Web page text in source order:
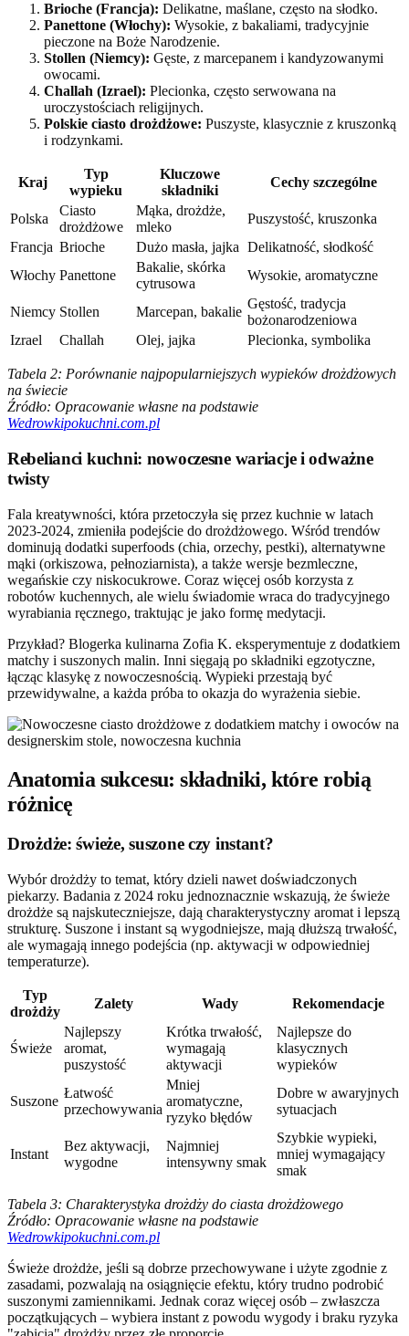
Brioche (Francja): Delikatne, maślane, często na słodko.
Panettone (Włochy): Wysokie, z bakaliami, tradycyjnie
pieczone na Boże Narodzenie.
Stollen (Niemcy): Gęste, z marcepanem i kandyzowanymi
owocami.
Challah (Izrael): Plecionka, często serwowana na
uroczystościach religijnych.
Polskie ciasto drożdżowe: Puszyste, klasycznie z kruszonką
i rodzynkami.
Kraj
Typ
wypieku
Kluczowe
składniki
Cechy szczególne
Polska
Ciasto
drożdżowe
Mąka, drożdże,
mleko
Puszystość, kruszonka
Francja Brioche Dużo masła, jajka Delikatność, słodkość
Włochy Panettone
Bakalie, skórka
cytrusowa
Wysokie, aromatyczne
Niemcy Stollen Marcepan, bakalie
Gęstość, tradycja
bożonarodzeniowa
Izrael
Challah Olej, jajka Plecionka, symbolika
Tabela 2: Porównanie najpopularniejszych wypieków drożdżowych
na świecie
Źródło: Opracowanie własne na podstawie
Wedrowkipokuchni.com.pl
Rebelianci kuchni: nowoczesne wariacje i odważne
twisty
Fala kreatywności, która przetoczyła się przez kuchnie w latach
2023-2024, zmieniła podejście do drożdżowego. Wśród trendów
dominują dodatki superfoods (chia, orzechy, pestki), alternatywne
mąki (orkiszowa, pełnoziarnista), a także wersje bezmleczne,
wegańskie czy niskocukrowe. Coraz więcej osób korzysta z
robotów kuchennych, ale wielu świadomie wraca do tradycyjnego
wyrabiania ręcznego, traktując je jako formę medytacji.
Przykład? Blogerka kulinarna Zofia K. eksperymentuje z dodatkiem
matchy i suszonych malin. Inni sięgają po składniki egzotyczne,
łącząc klasykę z nowoczesnością. Wypieki przestają być
przewidywalne, a każda próba to okazja do wyrażenia siebie.
Anatomia sukcesu: składniki, które robią
różnicę
Drożdże: świeże, suszone czy instant?
Wybór drożdży to temat, który dzieli nawet doświadczonych
piekarzy. Badania z 2024 roku jednoznacznie wskazują, że świeże
drożdże są najskuteczniejsze, dają charakterystyczny aromat i lepszą
strukturę. Suszone i instant są wygodniejsze, mają dłuższą trwałość,
ale wymagają innego podejścia (np. aktywacji w odpowiedniej
temperaturze).
Typ
drożdży
Zalety Wady Rekomendacje
Świeże
Najlepszy
aromat,
puszystość
Krótka trwałość,
wymagają
aktywacji
Najlepsze do
klasycznych
wypieków
Suszone
Łatwość
przechowywania
Mniej
aromatyczne,
ryzyko błędów
Dobre w awaryjnych
sytuacjach
Instant
Bez aktywacji,
wygodne
Najmniej
intensywny smak
Szybkie wypieki,
mniej wymagający
smak
Tabela 3: Charakterystyka drożdży do ciasta drożdżowego
Źródło: Opracowanie własne na podstawie
Wedrowkipokuchni.com.pl
Świeże drożdże, jeśli są dobrze przechowywane i użyte zgodnie z
zasadami, pozwalają na osiągnięcie efektu, który trudno podrobić
suszonymi zamiennikami. Jednak coraz więcej osób – zwłaszcza
początkujących – wybiera instant z powodu wygody i braku ryzyka